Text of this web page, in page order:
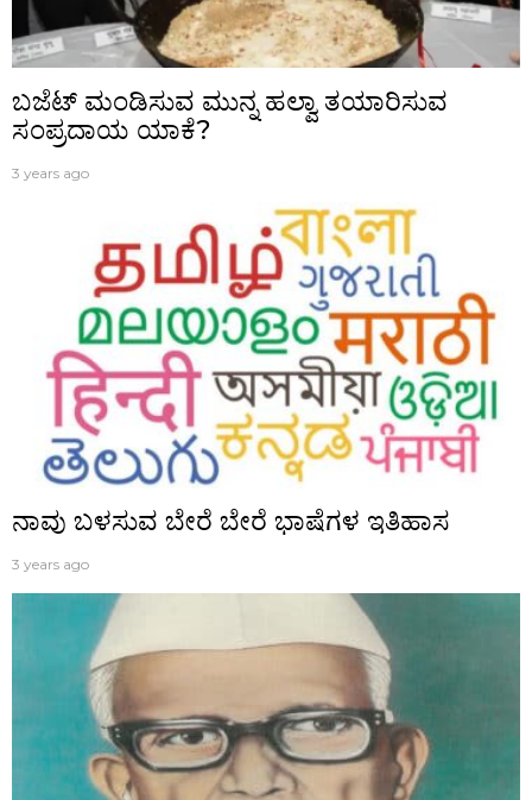
ಬಜೆಟ್‌ ಮಂಡಿಸುವ ಮುನ್ನ ಹಲ್ವಾ ತಯಾರಿಸುವ
ಸಂಪ್ರದಾಯ ಯಾಕೆ?
3 years ago
ನಾವು ಬಳಸುವ ಬೇರೆ ಬೇರೆ ಭಾಷೆಗಳ ಇತಿಹಾಸ
3 years ago